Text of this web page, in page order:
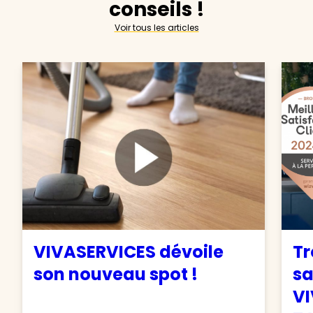
conseils !
Voir tous les articles
VIVASERVICES dévoile
son nouveau spot !